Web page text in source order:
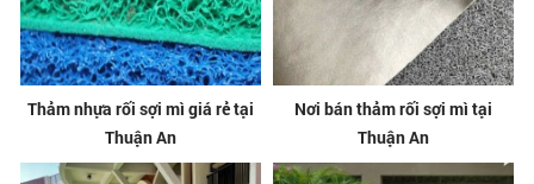
Thảm nhựa rối sợi mì giá rẻ tại
Thuận An
Nơi bán thảm rối sợi mì tại
Thuận An